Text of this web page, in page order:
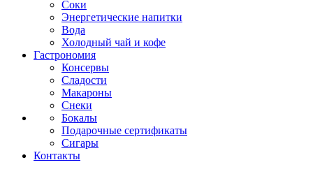
Соки
Энергетические напитки
Вода
Холодный чай и кофе
Гастрономия
Консервы
Сладости
Макароны
Снеки
Бокалы
Подарочные сертификаты
Сигары
Контакты